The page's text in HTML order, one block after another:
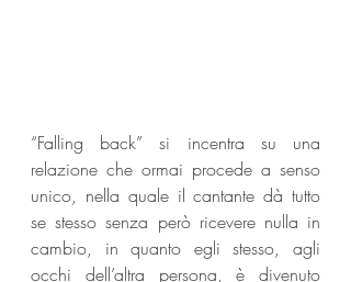
“Falling back” si incentra su una
relazione che ormai procede a senso
unico, nella quale il cantante dà tutto
se stesso senza però ricevere nulla in
cambio, in quanto egli stesso, agli
occhi dell’altra persona, è divenuto